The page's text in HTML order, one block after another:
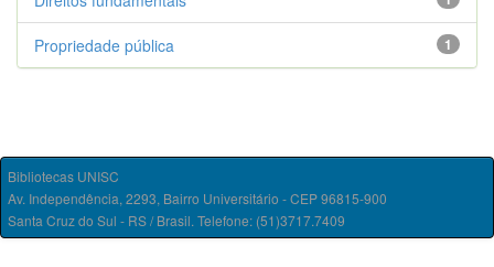
1
Propriedade pública
Bibliotecas UNISC
Av. Independência, 2293, Bairro Universitário - CEP 96815-900
Santa Cruz do Sul - RS / Brasil. Telefone: (51)3717.7409